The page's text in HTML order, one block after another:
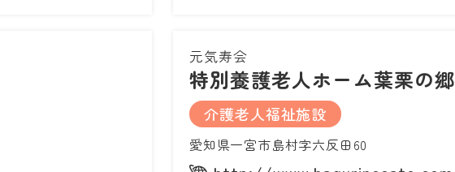
元気寿会
特別養護老人ホーム葉栗の郷
介護老人福祉施設
愛知県一宮市島村字六反田60